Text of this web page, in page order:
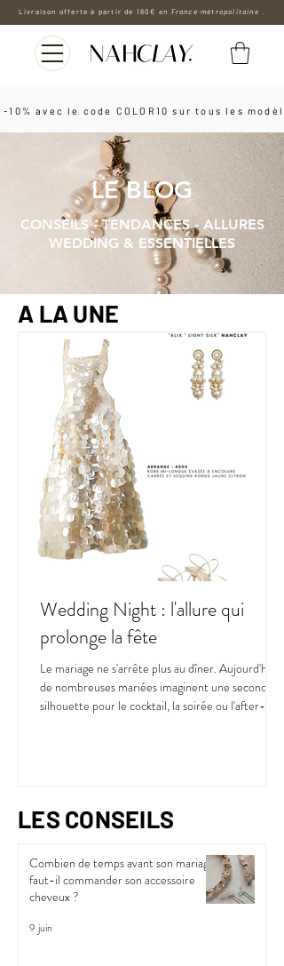
Livraison offerte à partir de 180€ en France métropolitaine .
-10% avec le code COLOR10 sur tous les
LE BLOG
CONSEILS - TENDANCES - ALLURES
WEDDING & ESSENTIELLES
A LA UNE
Wedding Night : l'allure qui
prolonge la fête
Le mariage ne s'arrête plus au dîner. Aujourd'hui,
de nombreuses mariées imaginent une seconde
silhouette pour le cocktail, la soirée ou l'after-
LES CONSEILS
Combien de temps avant son mariage
faut-il commander son accessoire
cheveux ?
9 juin